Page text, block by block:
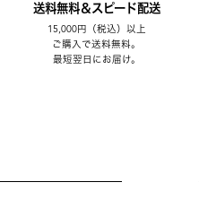
送料無料＆スピード配送
15,000円（税込）以上
ご購入で送料無料。
最短翌日にお届け。